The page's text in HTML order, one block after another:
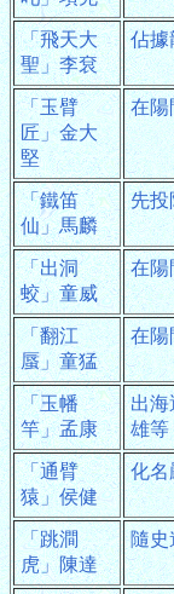
「飛天大
聖」李袞
佔據
「玉臂
匠」金大
堅
在陽
「鐵笛
仙」馬麟
先投
「出洞
蛟」童威
在陽
「翻江
蜃」童猛
在陽
「玉幡
竿」孟康
出海
雄等
「通臂
猿」侯健
化名
「跳澗
虎」陳達
隨史